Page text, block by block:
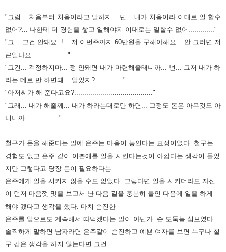
"그럼... 처음부터 처음이라고 말하지... 넌... 내가 처음이라 이대로 일 할수
없어?... 나한테 더 경험을 쌓고 일해야지 이대로는 일할수 없어............."
"그... 그건 안돼요..!... 저 이번주까지 60만원을 구해야해요... 안 그러면 저
큰일나요.................."
"그건... 걱정하지마... 정 안돼면 내가 마련해줄태니까... 넌... 그저 내가 하
라는 데로 만 하면돼... 알았지?.............."
"아저씨가 해 준다고요?......................................."
"그래... 내가 해줄께... 내가 하라는대로만 하면... 그정도 돈은 아무것도 아
니니까................."
철구가 돈을 해준다는 말에 은주는 마음이 놓인다는 표정이였다. 철구는
경험도 없고 은주 같이 이쁜애를 일을 시킨다는것이 아깝다는 생각이 들었
지만 그렇다고 당장 돈이 필요하다는
은주에게 일을 시키지 않을 수도 없었다. 그렇다면 일을 시키더라도 자신
이 먼저 마음껏 맛을 보고서 난 다음 길을 충분히 들인 다음에 일을 하게
해야 겠다고 생각을 했다. 마치 순진한
은주를 앞으로도 계속해서 따먹겠다는 말이 아닌가. 순 도둑놈 심보였다.
솔직하게 말하면 남자라면 은주같이 순진하고 예쁜 여자를 보면 누구나 철
구 같은 생각을 하지 않는다면 그건